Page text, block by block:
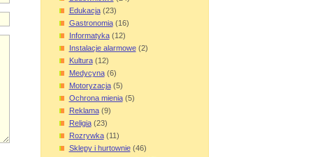
Edukacja(23)
Gastronomia(16)
Informatyka(12)
Instalacje alarmowe(2)
Kultura(12)
Medycyna(6)
Motoryzacja(5)
Ochrona mienia(5)
Reklama(9)
Religia(23)
Rozrywka(11)
Sklepy i hurtownie(46)